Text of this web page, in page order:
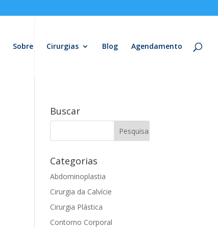
Sobre Cirurgias Blog Agendamento
Buscar
Categorias
Abdominoplastia
Cirurgia da Calvície
Cirurgia Plástica
Contorno Corporal